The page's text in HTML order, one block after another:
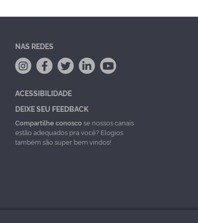
NAS REDES
ACESSIBILIDADE
DEIXE SEU FEEDBACK
Compartilhe conoscose nossos canais
estão adequados pra você? Elogios
também são super bem vindos!